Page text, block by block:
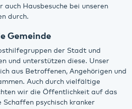
auch Hausbesuche bei unseren
durch.
Gemeinde
der Stadt und
und unterstützen diese. Unser
aus Betroffenen, Angehörigen und
Auch durch vielfältige
wir die Öffentlichkeit auf das
Schaffen psychisch kranker